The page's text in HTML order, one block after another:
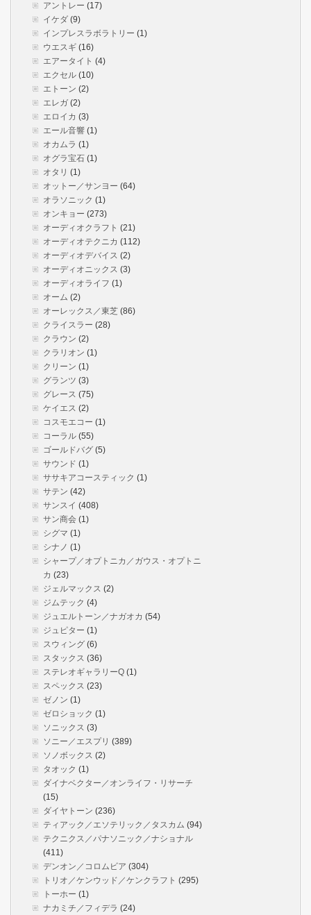
アントレー (17)
イケダ (9)
インプレスラボラトリー (1)
ウエスギ (16)
エアータイト (4)
エクセル (10)
エトーン (2)
エレガ (2)
エロイカ (3)
エール音響 (1)
オカムラ (1)
オグラ宝石 (1)
オタリ (1)
オットー／サンヨー (64)
オラソニック (1)
オンキョー (273)
オーディオクラフト (21)
オーディオテクニカ (112)
オーディオデバイス (2)
オーディオニックス (3)
オーディオライフ (1)
オーム (2)
オーレックス／東芝 (86)
クライスラー (28)
クラウン (2)
クラリオン (1)
クリーン (1)
グランツ (3)
グレース (75)
ケイエス (2)
コスモエコー (1)
コーラル (55)
ゴールドバグ (5)
サウンド (1)
ササキアコースティック (1)
サテン (42)
サンスイ (408)
サン商会 (1)
シグマ (1)
シナノ (1)
シャープ／オプトニカ／ガウス・オプトニ
カ (23)
ジェルマックス (2)
ジムテック (4)
ジュエルトーン／ナガオカ (54)
ジュピター (1)
スウィング (6)
スタックス (36)
ステレオギャラリーQ (1)
スペックス (23)
ゼノン (1)
ゼロショック (1)
ソニックス (3)
ソニー／エスプリ (389)
ソノボックス (2)
タオック (1)
ダイナベクター／オンライフ・リサーチ
(15)
ダイヤトーン (236)
ティアック／エソテリック／タスカム (94)
テクニクス／パナソニック／ナショナル
(411)
デンオン／コロムビア (304)
トリオ／ケンウッド／ケンクラフト (295)
トーホー (1)
ナカミチ／フィデラ (24)